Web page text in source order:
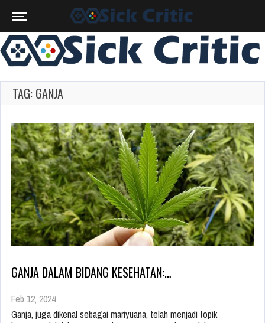
TAG: GANJA
GANJA DALAM BIDANG KESEHATAN:…
Feb 12, 2024
Ganja, juga dikenal sebagai mariyuana, telah menjadi topik